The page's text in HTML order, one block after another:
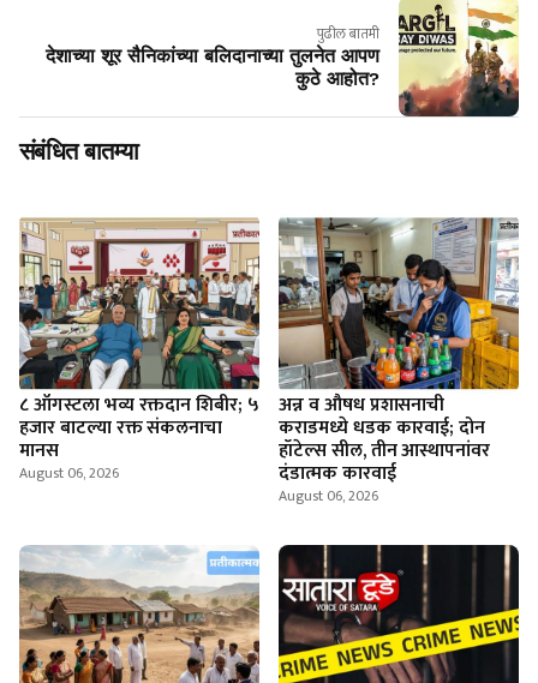
पुढील बातमी
देशाच्या शूर सैनिकांच्या बलिदानाच्या तुलनेत आपण
कुठे आहोत?
संबंधित बातम्या
८ ऑगस्टला भव्य रक्तदान शिबीर; ५
हजार बाटल्या रक्त संकलनाचा
मानस
August 06, 2026
अन्न व औषध प्रशासनाची
कराडमध्ये धडक कारवाई; दोन
हॉटेल्स सील, तीन आस्थापनांवर
दंडात्मक कारवाई
August 06, 2026